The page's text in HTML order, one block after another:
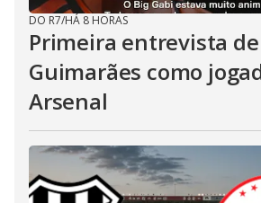
DO R7/HÁ 8 HORAS
Primeira entrevista
Guimarães como
Arsenal